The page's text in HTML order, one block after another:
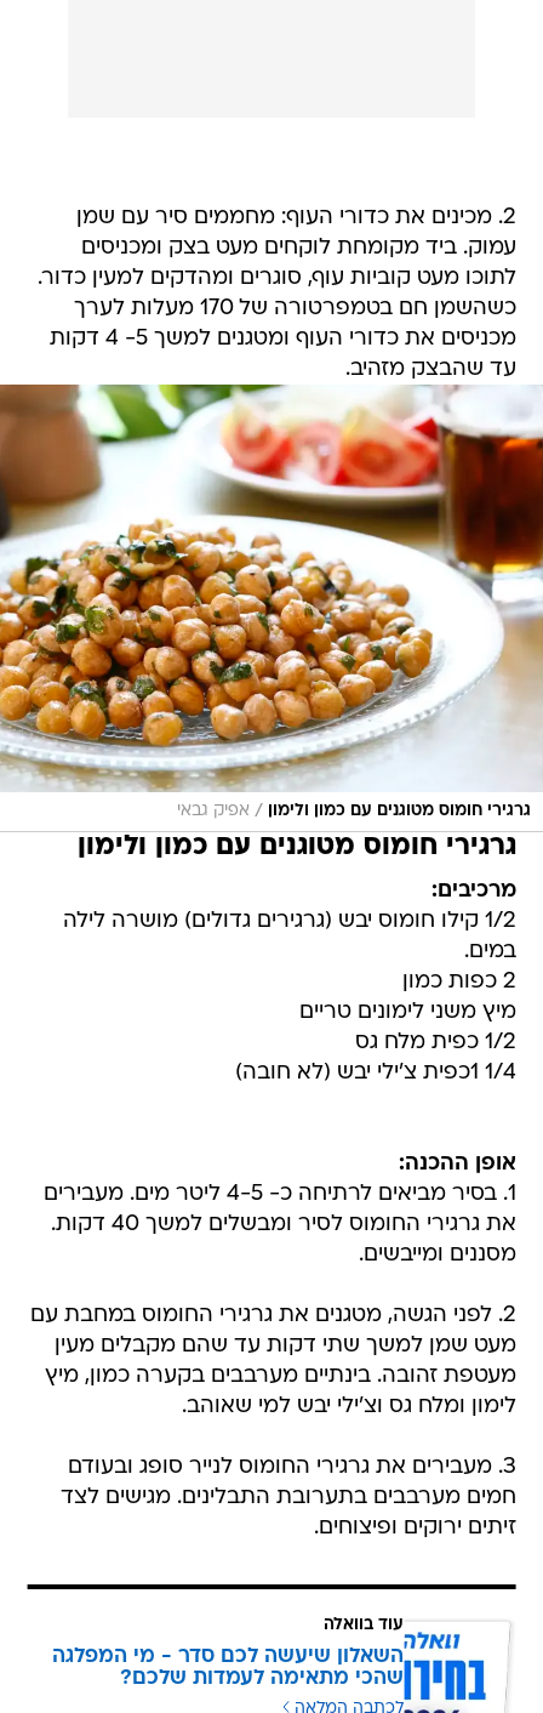
2. מכינים את כדורי העוף: מחממים סיר עם שמן
עמוק. ביד מקומחת לוקחים מעט בצק ומכניסים
לתוכו מעט קוביות עוף, סוגרים ומהדקים למעין כדור.
כשהשמן חם בטמפרטורה של 170 מעלות לערך
מכניסים את כדורי העוף ומטגנים למשך 5- 4 דקות
עד שהבצק מזהיב.
גרגירי חומוס מטוגנים עם כמון ולימון / אפיק גבאי
גרגירי חומוס מטוגנים עם כמון ולימון
מרכיבים:
1/2 קילו חומוס יבש (גרגירים גדולים) מושרה לילה
במים.
2 כפות כמון
מיץ משני לימונים טריים
1/2 כפית מלח גס
1/4 1כפית צ'ילי יבש (לא חובה)
אופן ההכנה:
1. בסיר מביאים לרתיחה כ- 4-5 ליטר מים. מעבירים
את גרגירי החומוס לסיר ומבשלים למשך 40 דקות.
מסננים ומייבשים.
2. לפני הגשה, מטגנים את גרגירי החומוס במחבת עם
מעט שמן למשך שתי דקות עד שהם מקבלים מעין
מעטפת זהובה. בינתיים מערבבים בקערה כמון, מיץ
לימון ומלח גס וצ'ילי יבש למי שאוהב.
3. מעבירים את גרגירי החומוס לנייר סופג ובעודם
חמים מערבבים בתערובת התבלינים. מגישים לצד
זיתים ירוקים ופיצוחים.
עוד בוואלה
השאלון שיעשה לכם סדר - מי המפלגה
שהכי מתאימה לעמדות שלכם?
לכתבה המלאה